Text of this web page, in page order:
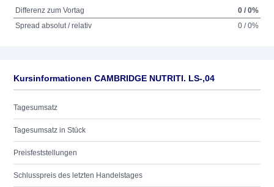
Differenz zum Vortag
0 / 0%
Spread absolut / relativ
0 / 0%
Kursinformationen CAMBRIDGE NUTRITI. LS-,04
Tagesumsatz
Tagesumsatz in Stück
Preisfeststellungen
Schlusspreis des letzten Handelstages